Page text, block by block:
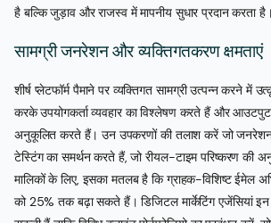
है बल्कि जुड़ाव और राजस्व में मापनीय सुधार प्रदान करता है।
सामग्री जनरेशन और व्यक्तिगतकरण क्षमताएं
शीर्ष प्लेटफॉर्म पैमाने पर व्यक्तिगत सामग्री उत्पन्न करने में
करके उपयोगकर्ता व्यवहार का विश्लेषण करते हैं और
अनुकूलित करते हैं। उन उपकरणों की तलाश करें जो जनरेशन
टेस्टिंग का समर्थन करते हैं, जो रीयल-टाइम परिष्करण की
मालिकों के लिए, इसका मतलब है कि ग्राहक-विशिष्ट ईमेल
को 25% तक बढ़ा सकते हैं। डिजिटल मार्केटिंग एजेंसियां